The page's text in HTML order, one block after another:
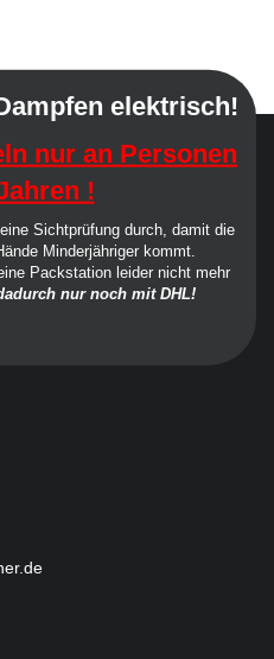
elektrisch!
nur an Personen
!
Sichtprüfung durch, damit die
Minderjähriger kommt.
Packstation leider nicht mehr
nur noch mit DHL!